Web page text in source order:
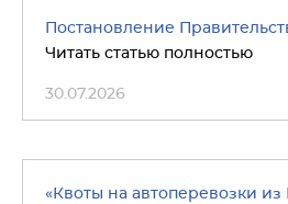
Постановление
Читать статью полностью
30.07.2026
«Квоты на автоперевозки